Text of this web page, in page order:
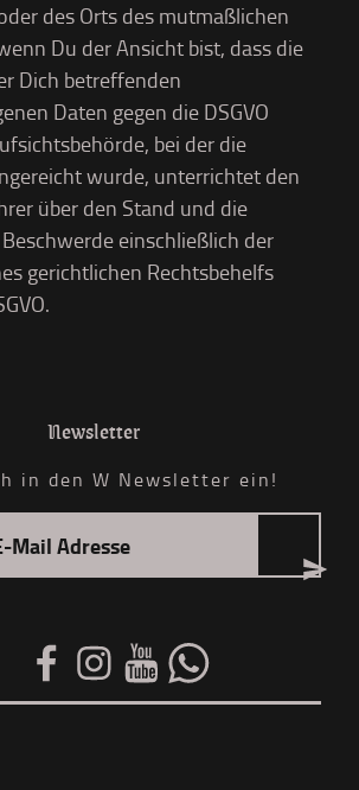
des Orts des mutmaßlichen
Du der Ansicht bist, dass die
Dich betreffenden
Daten gegen die DSGVO
bei der die
wurde, unterrichtet den
über den Stand und die
einschließlich der
gerichtlichen Rechtsbehelfs
Newsletter
in den W Newsletter ein!